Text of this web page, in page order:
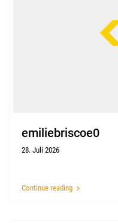
emiliebriscoe0
28. Juli 2026
Continue reading